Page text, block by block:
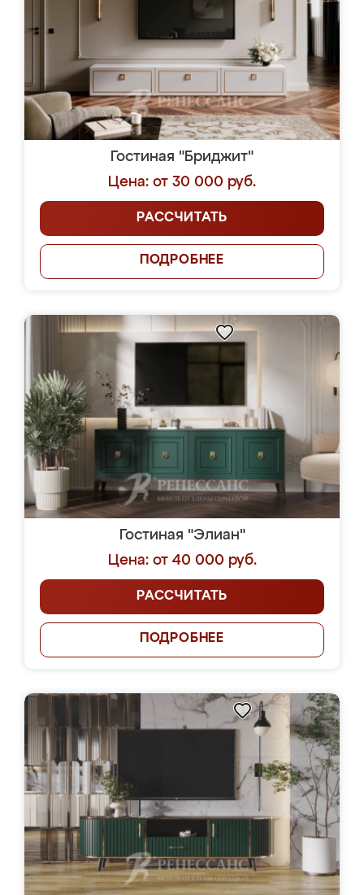
Гостиная "Бриджит"
Цена: от 30 000 руб.
РАССЧИТАТЬ
ПОДРОБНЕЕ
Гостиная "Элиан"
Цена: от 40 000 руб.
РАССЧИТАТЬ
ПОДРОБНЕЕ